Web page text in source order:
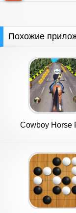
Похожие
Cowboy Horse